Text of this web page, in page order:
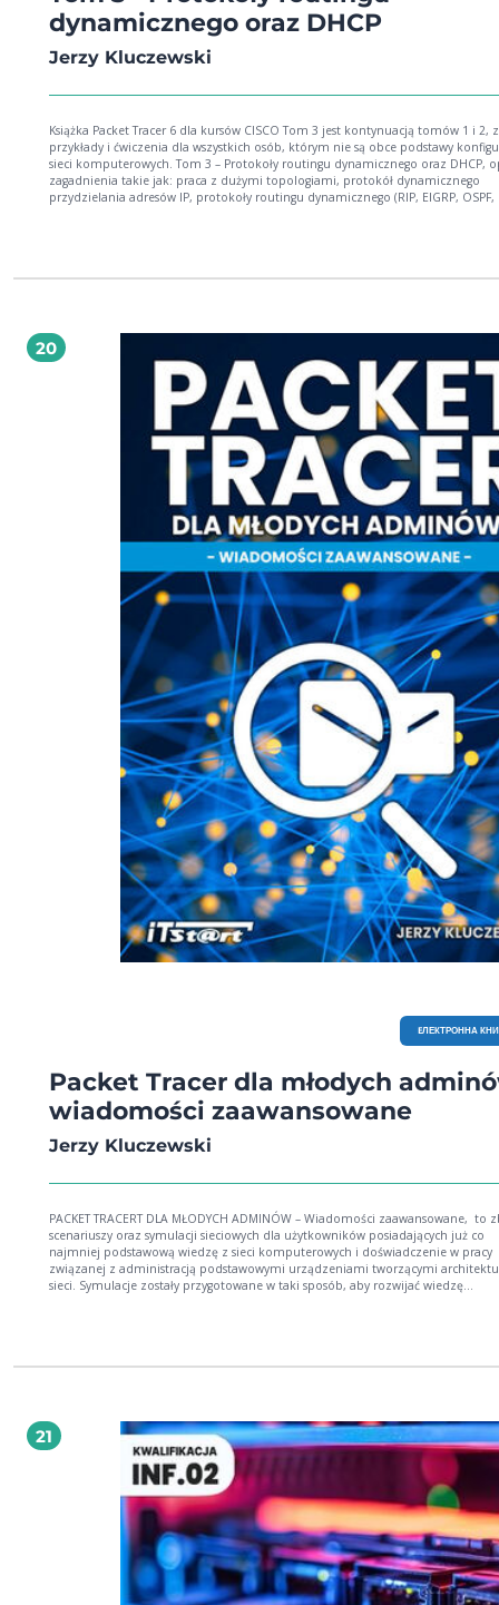
dynamicznego oraz DHCP
Jerzy Kluczewski
Książka Packet Tracer 6 dla kursów CISCO Tom 3 jest kontynuacją tomów 1 i 2,
przykłady i ćwiczenia dla wszystkich osób, którym nie są obce podstawy
sieci komputerowych. Tom 3 – Protokoły routingu dynamicznego oraz DHCP,
zagadnienia takie jak: praca z dużymi topologiami, protokół dynamicznego
przydzielania adresów IP, protokoły routingu dynamicznego (RIP, EIGRP, OSPF,
20
EЛЕКТРОННА
Packet Tracer dla młodych
wiadomości zaawansowane
Jerzy Kluczewski
PACKET TRACERT DLA MŁODYCH ADMINÓW – Wiadomości zaawansowane, to
scenariuszy oraz symulacji sieciowych dla użytkowników posiadających już co
najmniej podstawową wiedzę z sieci komputerowych i doświadczenie w pracy
związanej z administracją podstawowymi urządzeniami tworzącymi
sieci. Symulacje zostały przygotowane w taki sposób, aby rozwijać wiedzę
bardzo rozbudowana i różnorodna. Tryb Multiuser, wirtualizacja, połączenia
oraz gotowe pliki symulacyjne, które można pobrać z witryny wydawnictwa.
Zachęcamy do otwarcia książki i przeglądnięcia spisu treści w celu zapoznania
szeroko pojętą tematyką tej książki. Autorem publikacji jest Jerzy Kluczewski,
długoletni instruktor Akademii CISCO CCNA. W swoim dorobku autorskim
już bogaty dorobek, w postaci wydanych książek o tematyce informatycznej.
doświadczenie zdobywał pracując w przemyśle, a obecnie jest wykładowcą w
Szkole Bankowej w Gdańsku.
21